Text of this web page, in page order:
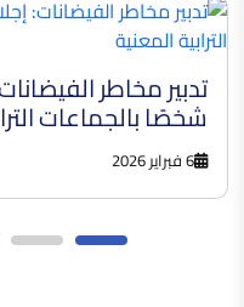
شخصًا بالجماعات
6 فبراير 2026